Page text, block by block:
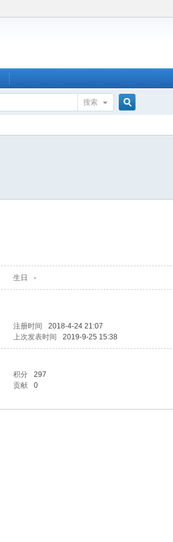
搜索
生日 -
注册时间 2018-4-24 21:07
上次发表时间 2019-9-25 15:38
积分 297
贡献 0